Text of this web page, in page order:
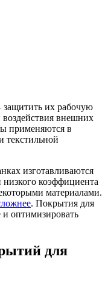
защитить их рабочую
воздействия внешних
применяются в
текстильной
изготавливаются
низкого коэффициента
материалами.
. Покрытия для
оптимизировать
для